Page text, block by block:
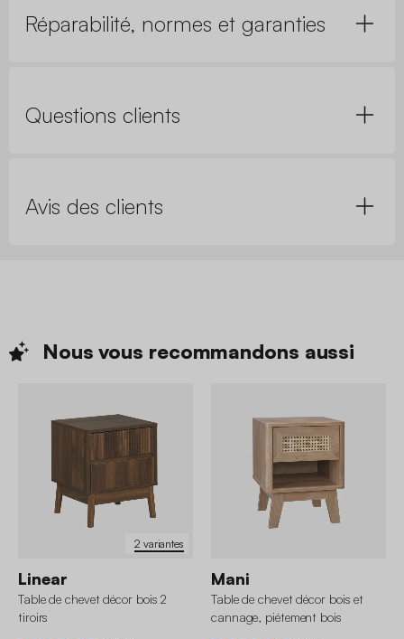
Réparabilité, normes et garanties
Questions clients
Avis des clients
Nous vous recommandons aussi
2 variantes
Linear
Table de chevet décor bois 2
tiroirs
Mani
Table de chevet décor bois et
cannage, piétement bois